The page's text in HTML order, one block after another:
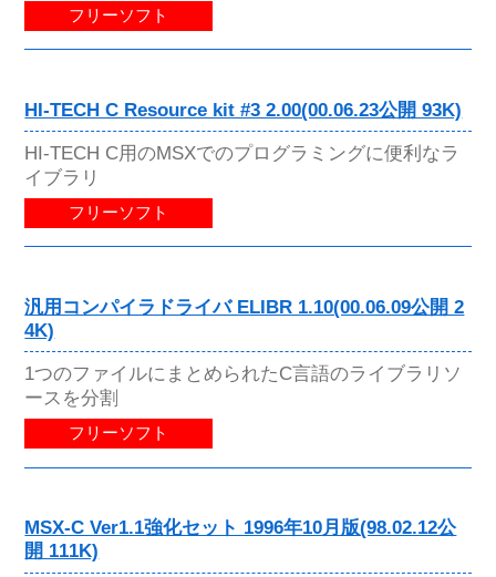
フリーソフト
HI-TECH C Resource kit #3 2.00(00.06.23公開 93K)
HI-TECH C用のMSXでのプログラミングに便利なラ
イブラリ
フリーソフト
汎用コンパイラドライバ ELIBR 1.10(00.06.09公開 2
4K)
1つのファイルにまとめられたC言語のライブラリソ
ースを分割
フリーソフト
MSX-C Ver1.1強化セット 1996年10月版(98.02.12公
開 111K)